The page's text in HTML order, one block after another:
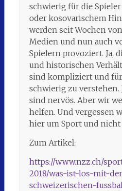
schwierig für die
oder kosovarischem
werden seit Wochen
Medien und nun auch
Spielern provoziert. Ja,
und historischen
sind kompliziert und
schwierig zu verstehen.
sind nervös. Aber wir
helfen. Und vergessen
hier um Sport und nicht
Zum Artikel:
https://www.nzz.ch/
2018/was-ist-los-mit-
schweizerischen-